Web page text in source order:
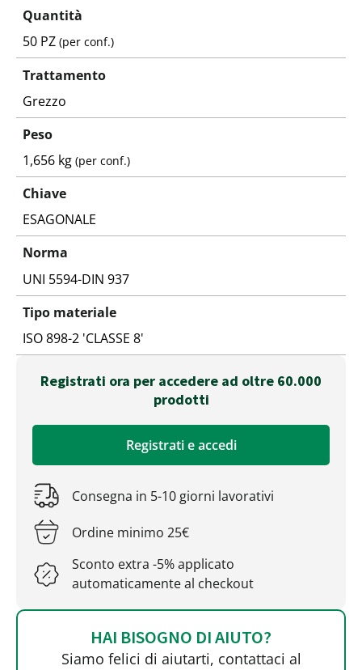
Quantità
50 PZ(per conf.)
Trattamento
Grezzo
Peso
1,656 kg(per conf.)
Chiave
ESAGONALE
Norma
UNI 5594-DIN 937
Tipo materiale
ISO 898-2 'CLASSE 8'
Registrati ora per accedere ad oltre 60.000
prodotti
Registrati e accedi
Consegna in 5-10 giorni lavorativi
Ordine minimo 25€
Sconto extra -5% applicato
automaticamente al checkout
HAI BISOGNO DI AIUTO?
Siamo felici di aiutarti, contattaci al